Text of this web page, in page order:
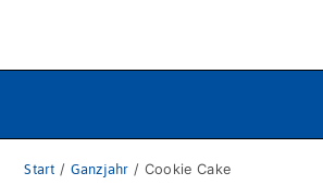
Start / Ganzjahr / Cookie Cake